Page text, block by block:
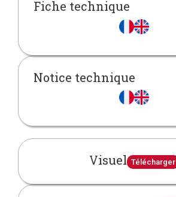
Fiche technique
Notice technique
Visuel Télécharger